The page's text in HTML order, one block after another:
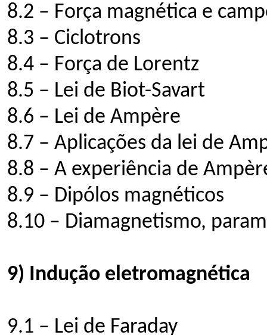
8.2 – Força magnética e
8.3 – Ciclotrons
8.4 – Força de Lorentz
8.5 – Lei de Biot-Savart
8.6 – Lei de Ampère
8.7 – Aplicações da lei de
8.8 – A experiência de
8.9 – Dipólos magnéticos
8.10 – Diamagnetismo,
9) Indução eletromagnética
9.1 – Lei de Faraday